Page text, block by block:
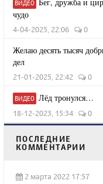
ВИДЕО
чудо
4-04-2025, 22:06 0
Желаю десять тысяч
дел
21-01-2025, 22:42 0
ВИДЕО Лёд тронулся…
18-12-2023, 15:34 0
ПОСЛЕДНИЕ
КОММЕНТАРИИ
2 марта 2022 17:57